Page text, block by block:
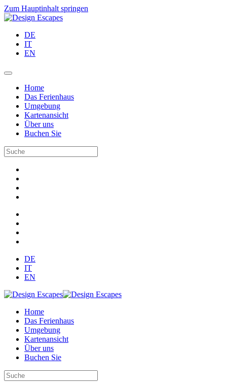
Zum Hauptinhalt springen
DE
IT
EN
Home
Das Ferienhaus
Umgebung
Kartenansicht
Über uns
Buchen Sie
DE
IT
EN
Home
Das Ferienhaus
Umgebung
Kartenansicht
Über uns
Buchen Sie